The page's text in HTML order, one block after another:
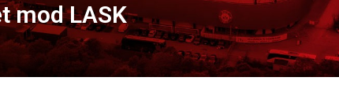
mod LASK